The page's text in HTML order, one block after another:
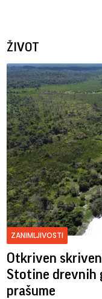
ŽIVOT
ZANIMLJIVOSTI
Otkriven
Stotine drevnih
prašume